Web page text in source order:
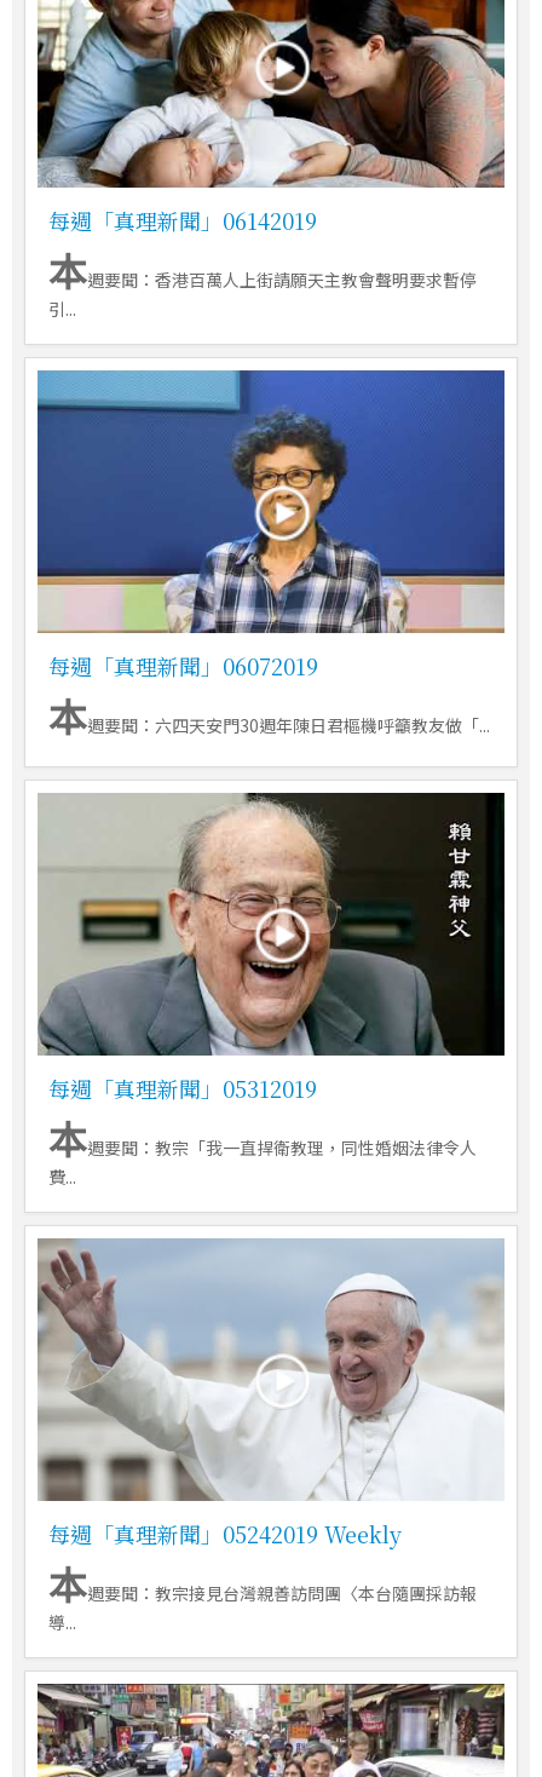
每週「真理新聞」06142019
本週要聞：香港百萬人上街請願天主教會聲明要求暫停
引...
每週「真理新聞」06072019
本週要聞：六四天安門30週年陳日君樞機呼籲教友做「...
每週「真理新聞」05312019
本週要聞：教宗「我一直捍衛教理，同性婚姻法律令人
費...
每週「真理新聞」05242019 Weekly
本週要聞：教宗接見台灣親善訪問團〈本台隨團採訪報
導...